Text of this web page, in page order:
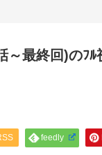
～最終回)のﾌ
feedly